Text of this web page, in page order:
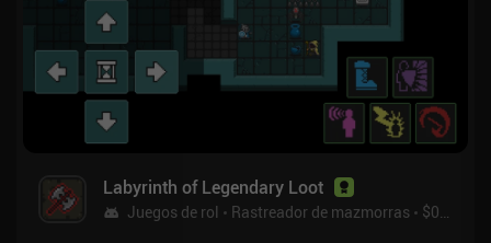
Labyrinth of Legendary Loot
Juegos de rol Rastreador de mazmorras $0.99